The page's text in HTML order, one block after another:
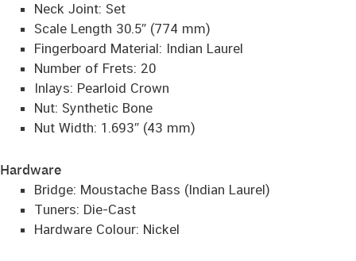
Neck Joint: Set
Scale Length 30.5″ (774 mm)
Fingerboard Material: Indian Laurel
Number of Frets: 20
Inlays: Pearloid Crown
Nut: Synthetic Bone
Nut Width: 1.693″ (43 mm)
Hardware
Bridge: Moustache Bass (Indian Laurel)
Tuners: Die-Cast
Hardware Colour: Nickel